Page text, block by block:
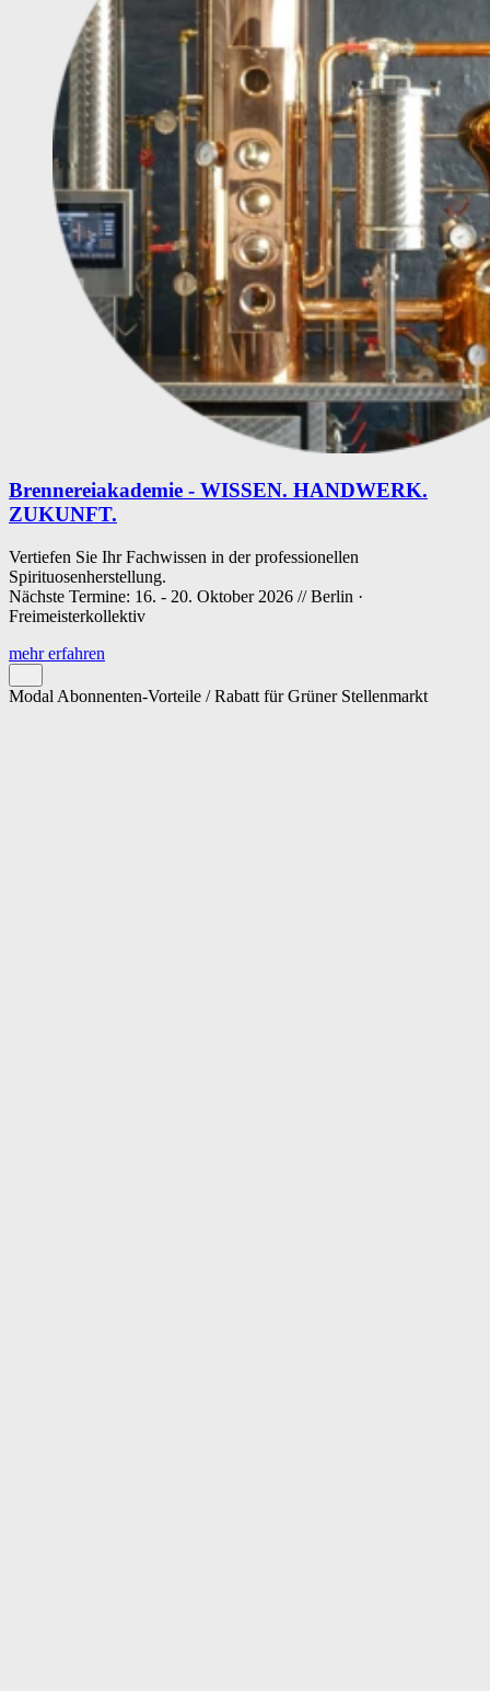
Brennereiakademie - WISSEN. HANDWERK.
ZUKUNFT.
Vertiefen Sie Ihr Fachwissen in der professionellen
Spirituosenherstellung.
Nächste Termine: 16. - 20. Oktober 2026 // Berlin ·
Freimeisterkollektiv
mehr erfahren
Modal Abonnenten-Vorteile / Rabatt für Grüner Stellenmarkt